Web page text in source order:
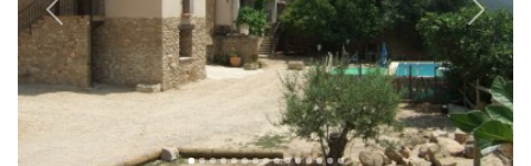
Anterior